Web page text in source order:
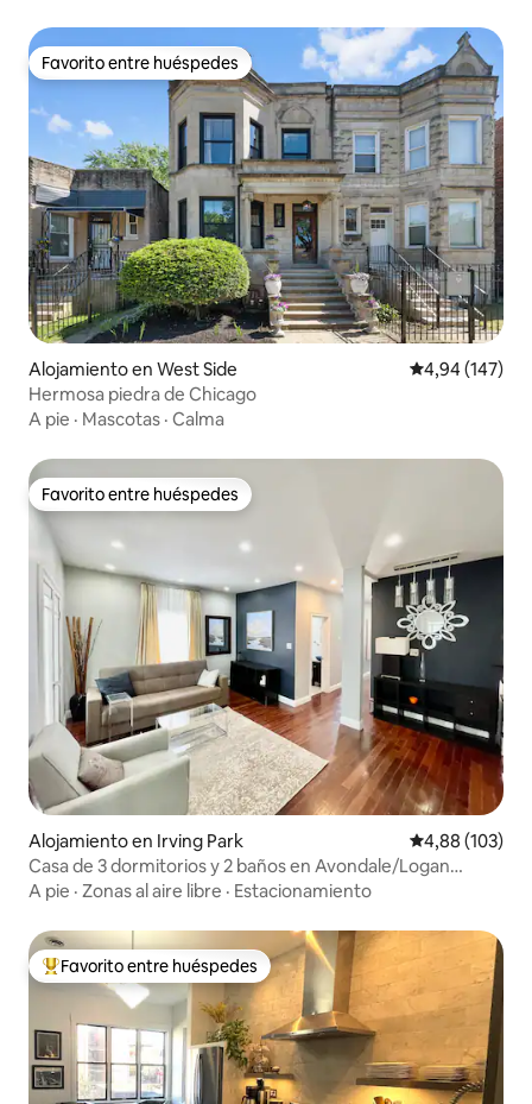
Favorito entre huéspedes
Favorito entre huéspedes
Alojamiento en West Side Calificación
4,94 (147)
Hermosa piedra de Chicago
A pie · Mascotas · Calma
Favorito entre huéspedes
Favorito entre huéspedes
Alojamiento en Irving Park Calificación
4,88 (103)
Casa de 3 dormitorios y 2 baños en Avondale/Logan
Square, Chicago
A pie · Zonas al aire libre · Estacionamiento
Favorito entre los huéspedes más destacados
Favorito entre huéspedes